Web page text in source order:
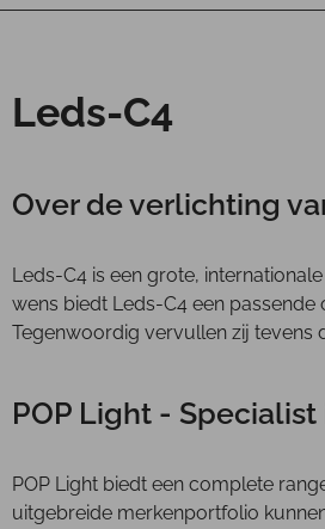
Leds-C4
Over de verlichting
Leds-C4 is een grote,
wens biedt Leds-C4 een
Tegenwoordig vervullen zij tevens
POP Light -
POP Light biedt een complete
uitgebreide merkenportfolio